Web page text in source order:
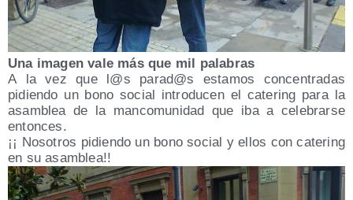
Una ima­gen vale más que mil palabras
A la vez que l@s parad@s esta­mos con­cen­tra­das
pidien­do un bono social intro­du­cen el cate­ring para la
asam­blea de la man­co­mu­ni­dad que iba a cele­brar­se
entonces.
¡¡ Noso­tros pidien­do un bono social y ellos con cate­ring
en su asamblea!!